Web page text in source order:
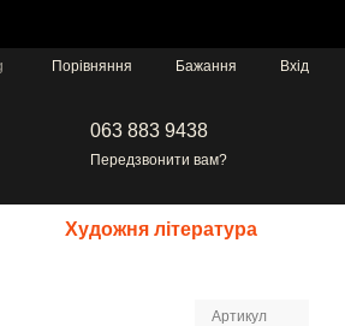
Порівняння Бажання Вхід
063 883 9438
Передзвонити вам?
Художня література
Артикул